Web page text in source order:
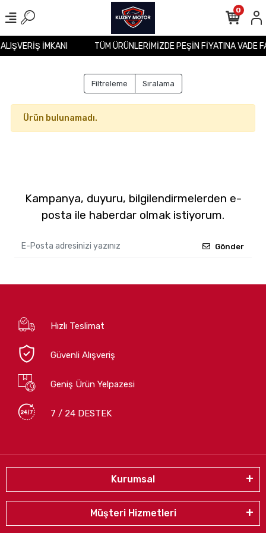
İMKANI TÜM ÜRÜNLERİMİZDE PEŞİN FİYATINA VADE
0
Filtreleme Sıralama
Ürün bulunamadı.
Kampanya, duyuru, bilgilendirmelerden e-
posta ile haberdar olmak istiyorum.
Gönder
Hızlı Teslimat
Güvenli Alışveriş
Geniş Ürün Yelpazesi
7 / 24 DESTEK
Kurumsal
Müşteri Hizmetleri